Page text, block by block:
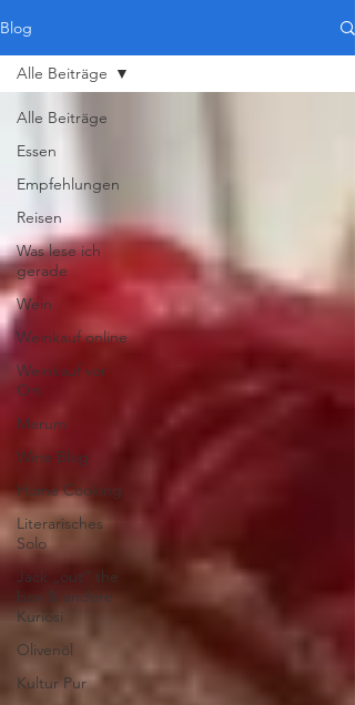
Blog
Alle Beiträge
Essen
Empfehlungen
Reisen
Was lese ich
gerade
Wein
Weinkauf online
Weinkauf vor
Ort
Merum
Wine Blog
Home Cooking
Literarisches
Solo
Jack „out“ the
box & andere
Kuriosi
Olivenöl
Kultur Pur
Alle Beiträge